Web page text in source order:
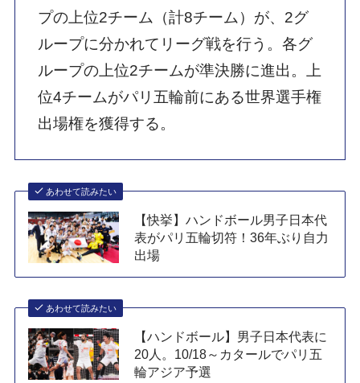
プの上位2チーム（計8チーム）が、2グ
ループに分かれてリーグ戦を行う。各グ
ループの上位2チームが準決勝に進出。上
位4チームがパリ五輪前にある世界選手権
出場権を獲得する。
あわせて読みたい
【快挙】ハンドボール男子日本代
表がパリ五輪切符！36年ぶり自力
出場
あわせて読みたい
【ハンドボール】男子日本代表に
20人。10/18～カタールでパリ五
輪アジア予選